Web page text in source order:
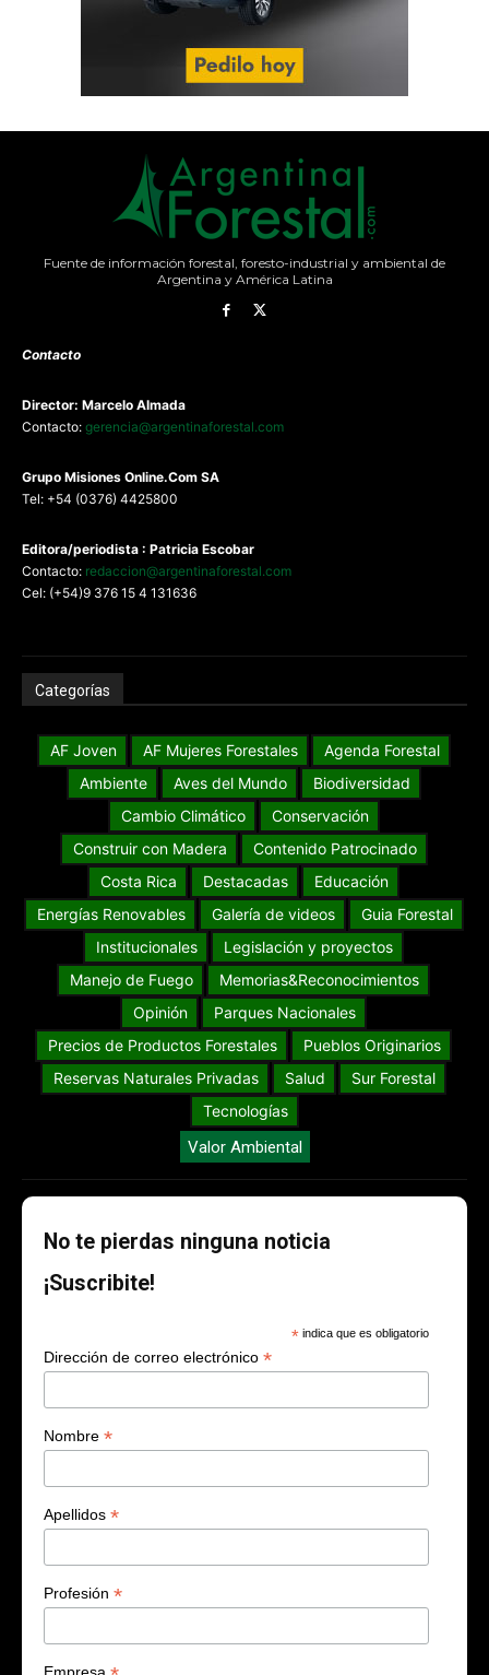
Fuente de información forestal, foresto-industrial y ambiental de
Argentina y América Latina
Contacto
Director: Marcelo Almada
Contacto: gerencia@argentinaforestal.com
Grupo Misiones Online.Com SA
Tel: +54 (0376) 4425800
Editora/periodista : Patricia Escobar
Contacto: redaccion@argentinaforestal.com
Cel: (+54)9 376 15 4 131636
Categorías
AF Joven AF Mujeres Forestales
Agenda Forestal
Ambiente
Aves del Mundo
Biodiversidad
Cambio Climático
Conservación
Construir con Madera
Contenido Patrocinado
Costa Rica
Destacadas
Educación
Energías Renovables
Galería de videos
Guia Forestal
Institucionales
Legislación y proyectos
Manejo de Fuego
Memorias&Reconocimientos
Opinión
Parques Nacionales
Precios de Productos Forestales
Pueblos Originarios
Reservas Naturales Privadas
Salud
Sur Forestal
Tecnologías
Valor Ambiental
No te pierdas ninguna noticia
¡Suscribite!
* indica que es obligatorio
Dirección de correo electrónico *
Nombre *
Apellidos *
Profesión *